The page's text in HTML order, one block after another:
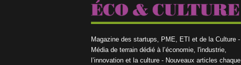
Magazine des startups, PME, ETI et de la Culture -
Média de terrain dédié à l’économie, l'industrie,
l’innovation et la culture - Nouveaux articles chaque